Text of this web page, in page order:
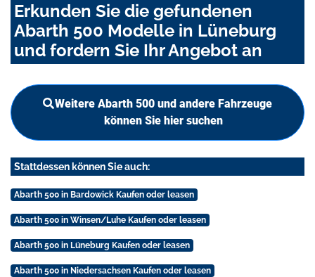
Erkunden Sie die gefundenen
Abarth 500 Modelle in Lüneburg
und fordern Sie Ihr Angebot an
Weitere Abarth 500 und andere Fahrzeuge
können Sie hier suchen
Stattdessen können Sie auch:
Abarth 500 in Bardowick Kaufen oder leasen
Abarth 500 in Winsen/Luhe Kaufen oder leasen
Abarth 500 in Lüneburg Kaufen oder leasen
Abarth 500 in Niedersachsen Kaufen oder leasen